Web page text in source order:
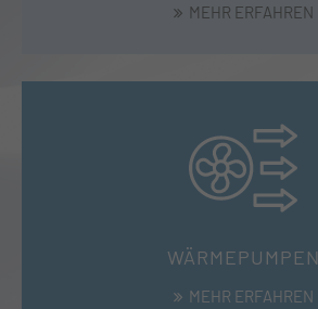
MEHR ERFAHREN
WÄRMEPUMPEN
MEHR ERFAHREN